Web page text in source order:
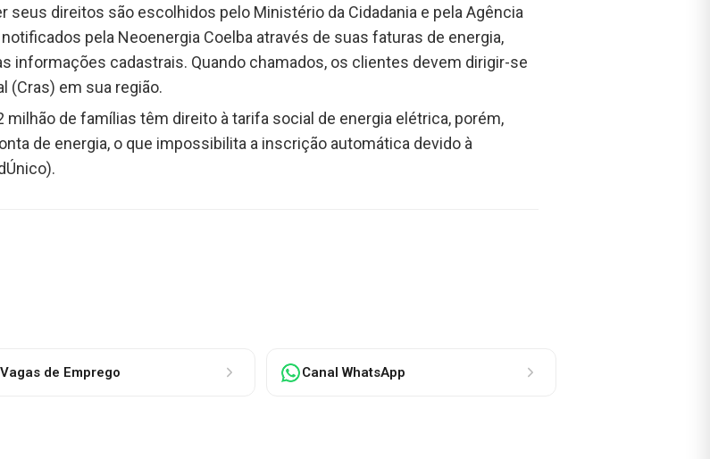
direitos são escolhidos pelo Ministério da Cidadania e pela Agência
pela Neoenergia Coelba através de suas faturas de energia,
informações cadastrais. Quando chamados, os clientes devem dirigir-se
(Cras) em sua região.
milhão de famílias têm direito à tarifa social de energia elétrica, porém,
de energia, o que impossibilita a inscrição automática devido à
Vagas de Emprego Canal WhatsApp